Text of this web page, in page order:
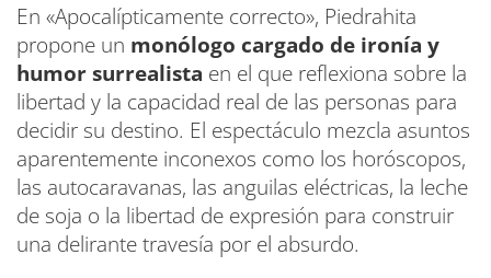
En «Apocalípticamente correcto», Piedrahita
propone un monólogo cargado de ironía y
humor surrealista en el que reflexiona sobre la
libertad y la capacidad real de las personas para
decidir su destino. El espectáculo mezcla asuntos
aparentemente inconexos como los horóscopos,
las autocaravanas, las anguilas eléctricas, la leche
de soja o la libertad de expresión para construir
una delirante travesía por el absurdo.